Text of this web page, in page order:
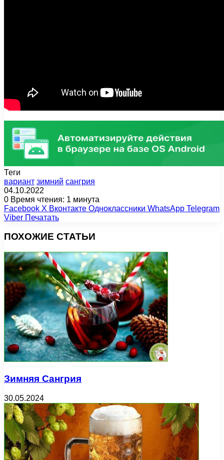
Теги
вариант зимний сангрия
04.10.2022
0 Время чтения: 1 минута
Facebook X Вконтакте Одноклассники WhatsApp Telegram
Viber Печатать
ПОХОЖИЕ СТАТЬИ
Зимняя Сангрия
30.05.2024